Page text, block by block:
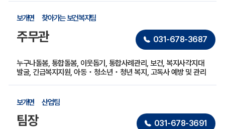
보개면 찾아가는 보건복지팀
주무관 031-678-3687
누구나돌봄, 통합돌봄, 이웃돕기, 통합사례관리, 보건, 복지사각지대
발굴, 긴급복지지원, 아동・청소년・청년 복지, 고독사 예방 및 관리
보개면 산업팀
팀장 031-678-3691